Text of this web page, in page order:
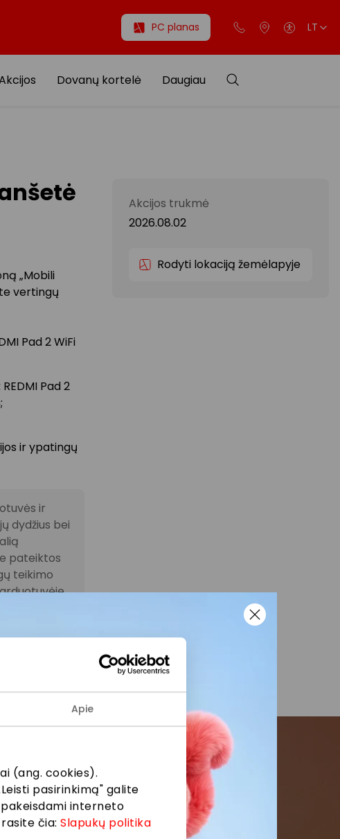
Apie
(ang. cookies).
pasirinkimą" galite
interneto
rasite čia:Slapukų politika
PC planas LT
Dovanų kortelė Daugiau
„Mobili
vertingų
Pad 2 WiFi
Pad 2
ir ypatingų
ir
dydžius bei
pateiktos
teikimo
Akcijos trukmė
2026.08.02
Rodyti lokaciją žemėlapyje
informaciją iš